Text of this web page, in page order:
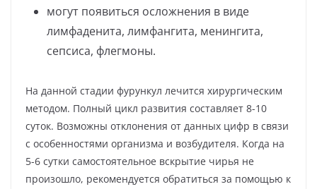
могут появиться осложнения в виде
лимфаденита, лимфангита, менингита,
сепсиса, флегмоны.
На данной стадии фурункул лечится хирургическим
методом. Полный цикл развития составляет 8-10
суток. Возможны отклонения от данных цифр в связи
с особенностями организма и возбудителя. Когда на
5-6 сутки самостоятельное вскрытие чирья не
произошло, рекомендуется обратиться за помощью к